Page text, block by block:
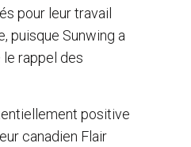
pour leur travail
puisque Sunwing a
rappel des
positive
canadien Flair